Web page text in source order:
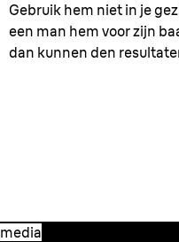
Gebruik hem niet in je
een man hem voor zijn
dan kunnen den
media